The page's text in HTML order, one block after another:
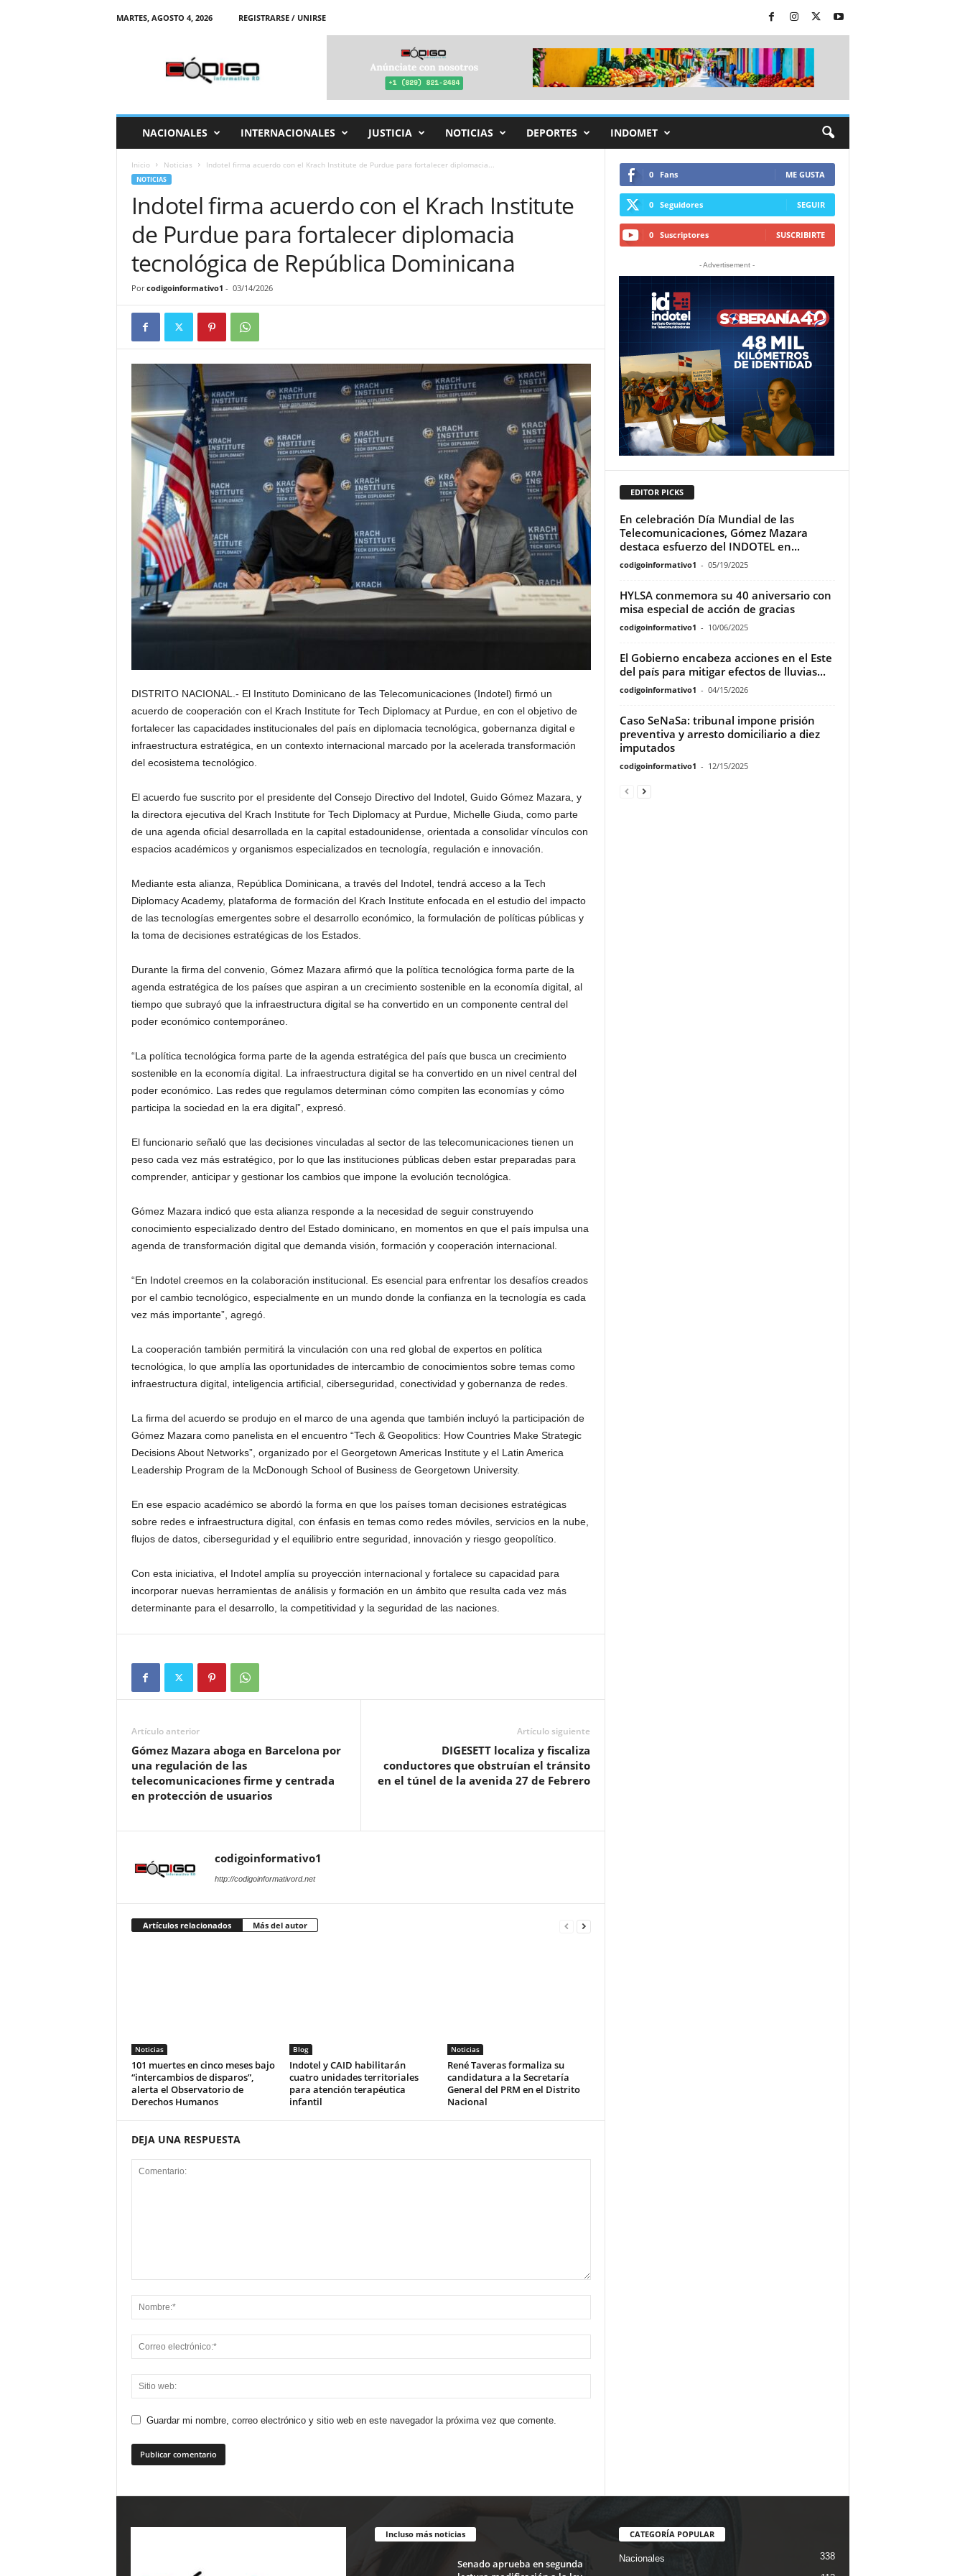
MARTES, AGOSTO 4, 2026
REGISTRARSE / UNIRSE
D
NACIONALES INTERNACIONALES JUSTICIA NOTICIAS DEPORTES INDOMET
Inicio Noticias Indotel firma acuerdo con el Krach Institute de Purdue para fortalecer diplomacia...
NOTICIAS
Indotel firma acuerdo con el Krach Institute
de Purdue para fortalecer diplomacia
tecnológica de República Dominicana
Por codigoinformativo1 - 03/14/2026
DISTRITO NACIONAL.- El Instituto Dominicano de las Telecomunicaciones (Indotel) firmó un
acuerdo de cooperación con el Krach Institute for Tech Diplomacy at Purdue, en con el objetivo de
fortalecer las capacidades institucionales del país en diplomacia tecnológica, gobernanza digital e
infraestructura estratégica, en un contexto internacional marcado por la acelerada transformación
del ecosistema tecnológico.
El acuerdo fue suscrito por el presidente del Consejo Directivo del Indotel, Guido Gómez Mazara, y
la directora ejecutiva del Krach Institute for Tech Diplomacy at Purdue, Michelle Giuda, como parte
de una agenda oficial desarrollada en la capital estadounidense, orientada a consolidar vínculos con
espacios académicos y organismos especializados en tecnología, regulación e innovación.
Mediante esta alianza, República Dominicana, a través del Indotel, tendrá acceso a la Tech
Diplomacy Academy, plataforma de formación del Krach Institute enfocada en el estudio del impacto
de las tecnologías emergentes sobre el desarrollo económico, la formulación de políticas públicas y
la toma de decisiones estratégicas de los Estados.
Durante la firma del convenio, Gómez Mazara afirmó que la política tecnológica forma parte de la
agenda estratégica de los países que aspiran a un crecimiento sostenible en la economía digital, al
tiempo que subrayó que la infraestructura digital se ha convertido en un componente central del
poder económico contemporáneo.
“La política tecnológica forma parte de la agenda estratégica del país que busca un crecimiento
sostenible en la economía digital. La infraestructura digital se ha convertido en un nivel central del
poder económico. Las redes que regulamos determinan cómo compiten las economías y cómo
participa la sociedad en la era digital”, expresó.
El funcionario señaló que las decisiones vinculadas al sector de las telecomunicaciones tienen un
peso cada vez más estratégico, por lo que las instituciones públicas deben estar preparadas para
comprender, anticipar y gestionar los cambios que impone la evolución tecnológica.
Gómez Mazara indicó que esta alianza responde a la necesidad de seguir construyendo
conocimiento especializado dentro del Estado dominicano, en momentos en que el país impulsa una
agenda de transformación digital que demanda visión, formación y cooperación internacional.
“En Indotel creemos en la colaboración institucional. Es esencial para enfrentar los desafíos creados
por el cambio tecnológico, especialmente en un mundo donde la confianza en la tecnología es cada
vez más importante”, agregó.
La cooperación también permitirá la vinculación con una red global de expertos en política
tecnológica, lo que amplía las oportunidades de intercambio de conocimientos sobre temas como
infraestructura digital, inteligencia artificial, ciberseguridad, conectividad y gobernanza de redes.
La firma del acuerdo se produjo en el marco de una agenda que también incluyó la participación de
Gómez Mazara como panelista en el encuentro “Tech & Geopolitics: How Countries Make Strategic
Decisions About Networks”, organizado por el Georgetown Americas Institute y el Latin America
Leadership Program de la McDonough School of Business de Georgetown University.
En ese espacio académico se abordó la forma en que los países toman decisiones estratégicas
sobre redes e infraestructura digital, con énfasis en temas como redes móviles, servicios en la nube,
flujos de datos, ciberseguridad y el equilibrio entre seguridad, innovación y riesgo geopolítico.
Con esta iniciativa, el Indotel amplía su proyección internacional y fortalece su capacidad para
incorporar nuevas herramientas de análisis y formación en un ámbito que resulta cada vez más
determinante para el desarrollo, la competitividad y la seguridad de las naciones.
Artículo anterior
Gómez Mazara aboga en Barcelona por
una regulación de las
telecomunicaciones firme y centrada
en protección de usuarios
Artículo siguiente
DIGESETT localiza y fiscaliza
conductores que obstruían el tránsito
en el túnel de la avenida 27 de Febrero
codigoinformativo1
http://codigoinformativord.net
Artículos relacionados Más del autor
Noticias
101 muertes en cinco meses bajo
“intercambios de disparos”,
alerta el Observatorio de
Derechos Humanos
Blog
Indotel y CAID habilitarán
cuatro unidades territoriales
para atención terapéutica
infantil
Noticias
René Taveras formaliza su
candidatura a la Secretaría
General del PRM en el Distrito
Nacional
DEJA UNA RESPUESTA
Guardar mi nombre, correo electrónico y sitio web en este navegador la próxima vez que comente.
0 Fans ME GUSTA
0 Seguidores SEGUIR
0 Suscriptores SUSCRIBIRTE
- Advertisement -
EDITOR PICKS
En celebración Día Mundial de las
Telecomunicaciones, Gómez Mazara
destaca esfuerzo del INDOTEL en...
codigoinformativo1 - 05/19/2025
HYLSA conmemora su 40 aniversario con
misa especial de acción de gracias
codigoinformativo1 - 10/06/2025
El Gobierno encabeza acciones en el Este
del país para mitigar efectos de lluvias...
codigoinformativo1 - 04/15/2026
Caso SeNaSa: tribunal impone prisión
preventiva y arresto domiciliario a diez
imputados
codigoinformativo1 - 12/15/2025
Incluso más noticias
Senado aprueba en segunda
CATEGORÍA POPULAR
Nacionales 338